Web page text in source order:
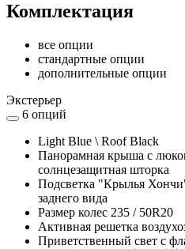
Комплектация
все опции
стандартные опции
дополнительные опции
Экстерьер
6 опций
Light Blue \ Roof Black
Панорамная крыша с
солнцезащитная шторка
Подсветка "Крылья
заднего вида
Размер колес 235 / 50R20
Активная решетка
Приветственный свет с